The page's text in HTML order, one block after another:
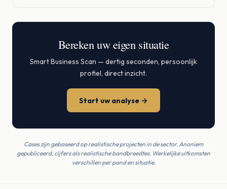
Bereken uw eigen situatie
Smart Business Scan — dertig seconden, persoonlijk
profiel, direct inzicht.
Start uw analyse →
Cases zijn gebaseerd op realistische projecten in de sector. Anoniem
gepubliceerd, cijfers als realistische bandbreedtes. Werkelijke uitkomsten
verschillen per pand en situatie.